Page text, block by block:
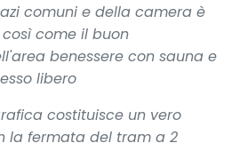
comuni e della camera è
come il buon
benessere con sauna e
libero
costituisce un vero
la fermata del tram a 2